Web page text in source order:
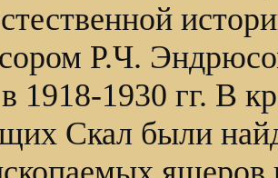
Р.Ч.
1918-1930 гг. В
Скал были